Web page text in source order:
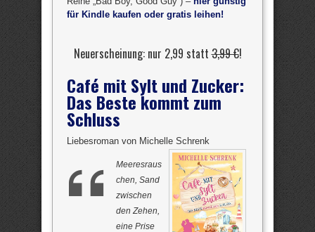
für Kindle kaufen oder gratis leihen!
Neuerscheinung: nur 2,99 statt3,99 €!
Café mit Sylt und Zucker:
Das Beste kommt zum
Schluss
Liebesroman von Michelle Schrenk
Meeresraus
chen, Sand
zwischen
den Zehen,
eine Prise